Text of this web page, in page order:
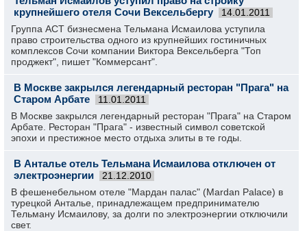
крупнейшего отеля Сочи Вексельбергу
14.01.2011
Группа АСТ бизнесмена Тельмана Исмаилова уступила
право строительства одного из крупнейших гостиничных
комплексов Сочи компании Виктора Вексельберга "Топ
проджект", пишет "Коммерсант".
В Москве закрылся легендарный ресторан "Прага" на
Старом Арбате
11.01.2011
В Москве закрылся легендарный ресторан "Прага" на Старом
Арбате. Ресторан "Прага" - известный символ советской
эпохи и престижное место отдыха элиты в те годы.
В Анталье отель Тельмана Исмаилова отключен от
электроэнергии
21.12.2010
В фешенебельном отеле "Мардан палас" (Mardan Palace) в
турецкой Анталье, принадлежащем предпринимателю
Тельману Исмаилову, за долги по электроэнергии отключили
свет.